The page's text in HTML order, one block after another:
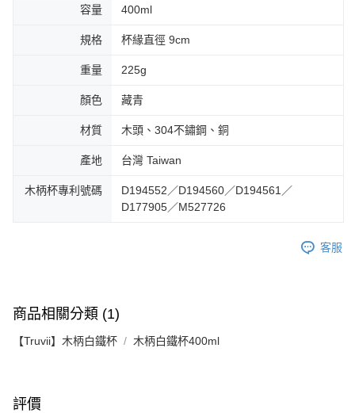
容量 400ml
規格 杯緣直徑 9cm
重量 225g
顏色 藏青
材質 木頭、304不鏽鋼、銅
產地 台灣 Taiwan
木柄杯專利號碼
D194552／D194560／D194561／
D177905／M527726
客服
商品相關分類 (1)
【Truvii】木柄白鐵杯 木柄白鐵杯400ml
評價